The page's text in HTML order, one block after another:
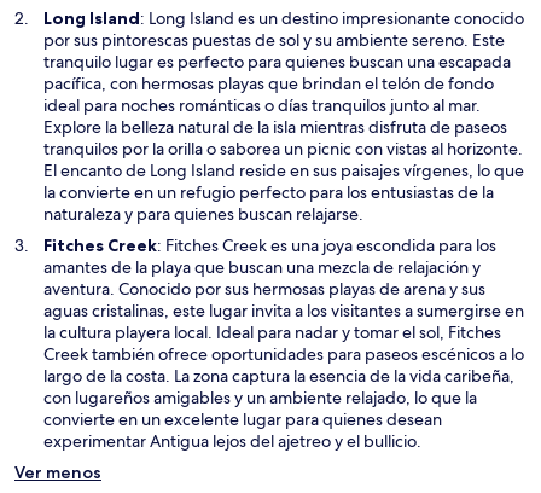
n
u
e
v
a
v
e
n
t
a
n
a
Long IslandS
e
a
b
r
i
r
á
e
n
u
n
a
n
u
e
v
a
v
e
n
: Long Island es un destino impresionante conocido
por sus pintorescas puestas de sol y su ambiente sereno. Este
tranquilo lugar es perfecto para quienes buscan una escapada
pacífica, con hermosas playas que brindan el telón de fondo
ideal para noches románticas o días tranquilos junto al mar.
Explore la belleza natural de la isla mientras disfruta de paseos
tranquilos por la orilla o saborea un picnic con vistas al horizonte.
El encanto de Long Island reside en sus paisajes vírgenes, lo que
la convierte en un refugio perfecto para los entusiastas de la
naturaleza y para quienes buscan relajarse.
Fitches CreekS
e
a
b
r
i
r
á
e
n
: Fitches Creek es una joya escondida para los
amantes de la playa que buscan una mezcla de relajación y
aventura. Conocido por sus hermosas playas de arena y sus
aguas cristalinas, este lugar invita a los visitantes a sumergirse en
la cultura playera local. Ideal para nadar y tomar el sol, Fitches
Creek también ofrece oportunidades para paseos escénicos a lo
largo de la costa. La zona captura la esencia de la vida caribeña,
con lugareños amigables y un ambiente relajado, lo que la
convierte en un excelente lugar para quienes desean
experimentar Antigua lejos del ajetreo y el bullicio.
Ver menos